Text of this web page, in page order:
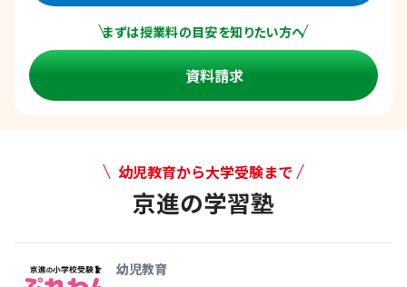
まずは授業料の目安を知りたい方へ
資料請求
幼児教育から大学受験まで
京進の学習塾
幼児教育